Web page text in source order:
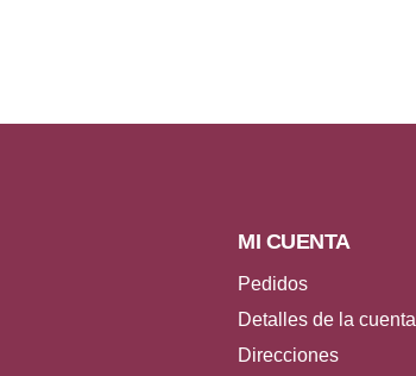
MI CUENTA
Pedidos
Detalles de la cuenta
Direcciones